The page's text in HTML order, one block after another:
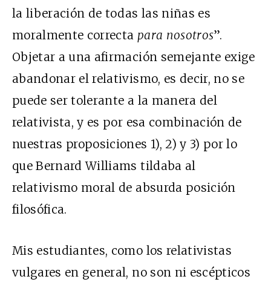
la liberación de todas las niñas es
moralmente correcta para nosotros”.
Objetar a una afirmación semejante exige
abandonar el relativismo, es decir, no se
puede ser tolerante a la manera del
relativista, y es por esa combinación de
nuestras proposiciones 1), 2) y 3) por lo
que Bernard Williams tildaba al
relativismo moral de absurda posición
filosófica.
Mis estudiantes, como los relativistas
vulgares en general, no son ni escépticos